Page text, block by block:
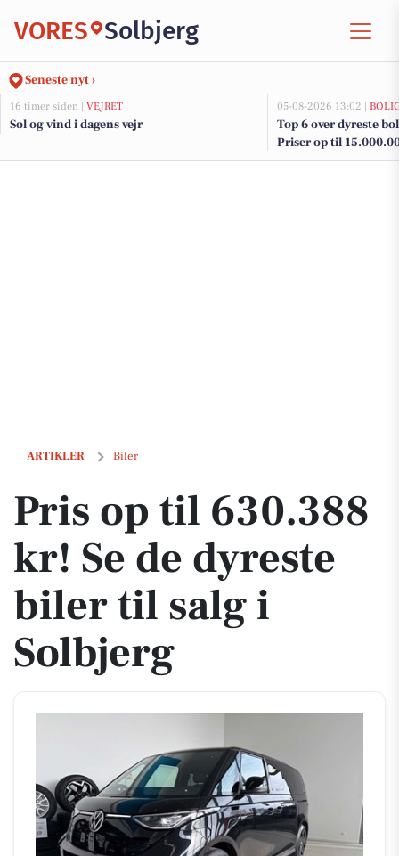
VORES Solbjerg
Seneste nyt ›
16 timer siden | VEJRET
Sol og vind i dagens vejr
05-08-2026 13:02 |
Top 6 over dyreste
Priser op til
ARTIKLER Biler
Pris op til 630.388 kr! Se de dyreste biler til salg i Solbjerg
Pris op til 630.388
kr! Se de dyreste
biler til salg i
Solbjerg